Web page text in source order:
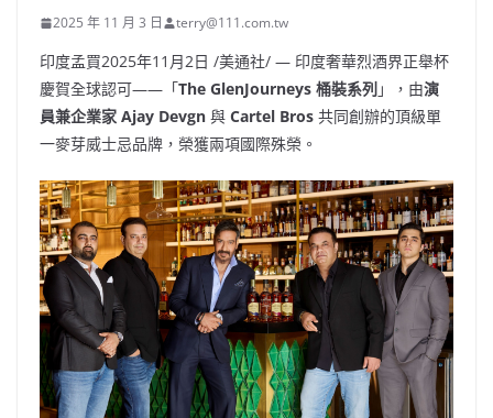
2025 年 11 月 3 日 terry@111.com.tw
印度孟買2025年11月2日 /美通社/ — 印度奢華烈酒界正舉杯
慶賀全球認可——「The GlenJourneys 桶裝系列」，由演
員兼企業家 Ajay Devgn 與 Cartel Bros 共同創辦的頂級單
一麥芽威士忌品牌，榮獲兩項國際殊榮。